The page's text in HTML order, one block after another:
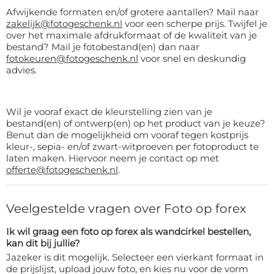
54.50x114.50 cm:€ 70,99
55x80 cm:€ 54,99
55x115 cm:€ 71,99
55x300 cm: € 163,99
58x80 cm:€ 56,99
60x70 cm:€ 52,99
Afwijkende formaten en/of grotere aantallen? Mail naar
zakelijk@fotogeschenk.nl voor een scherpe prijs. Twijfel je
over het maximale afdrukformaat of de kwaliteit van je
bestand? Mail je fotobestand(en) dan naar
fotokeuren@fotogeschenk.nl voor snel en deskundig
advies.
Wil je vooraf exact de kleurstelling zien van je
bestand(en) of ontwerp(en) op het product van je keuze?
Benut dan de mogelijkheid om vooraf tegen kostprijs
kleur-, sepia- en/of zwart-witproeven per fotoproduct te
laten maken. Hiervoor neem je contact op met
offerte@fotogeschenk.nl.
Veelgestelde vragen over Foto op forex
Ik wil graag een foto op forex als wandcirkel bestellen,
kan dit bij jullie?
Jazeker is dit mogelijk. Selecteer een vierkant formaat in
de prijslijst, upload jouw foto, en kies nu voor de vorm